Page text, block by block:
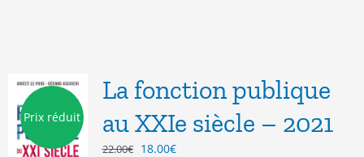
Prix réduit
La fonction publique
au XXIe siècle – 2021
22.00€ Le
18.00€Le